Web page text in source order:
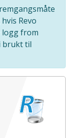
Revo
logg from
brukt til